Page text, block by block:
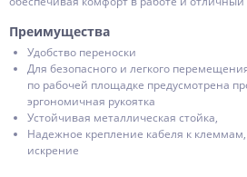
Преимущества
Удобство переноски
Для безопасного и легкого
по рабочей площадке предусмотрена
эргономичная рукоятка
Устойчивая металлическая стойка,
Надежное крепление кабеля к
искрение